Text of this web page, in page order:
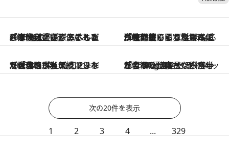
2026.8.3
「今後値上げがあるとすれば…」「リスクがあるのは今年の冬」エネルギー専門家が語る、ホルムズ海峡封鎖が家庭にもたらす“ある心配” 2026.8.3
「住宅建てられない…」「サーチャージ料の高値が続いている」ホルムズ海峡封鎖による影響はいつまで続く？《エネルギー専門家に聞く“どうなる日本の暮らし”》
2026.8.3
【自作のダイエットノートは攻略本】ダイエットが「苦しいもの」ではなくなった日。50代フードライターが半年続けられた理由は“楽しむこと” 2026.8.3
「食べる仕事だから痩せられない」は言い訳だった！ 50代フードライターがしっかり食べながら半年で10kg痩せた“ダイエット習慣”とは？
次の20件を表示
1 2 3 4 ... 329